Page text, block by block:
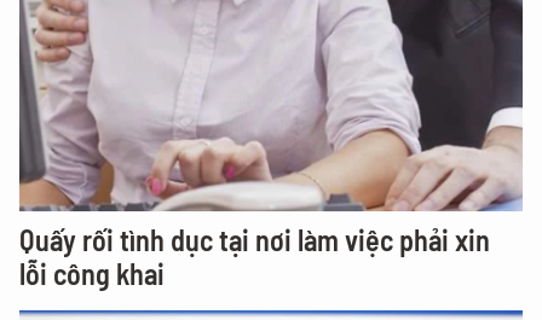
Quấy rối tình dục tại nơi làm việc phải xin
lỗi công khai